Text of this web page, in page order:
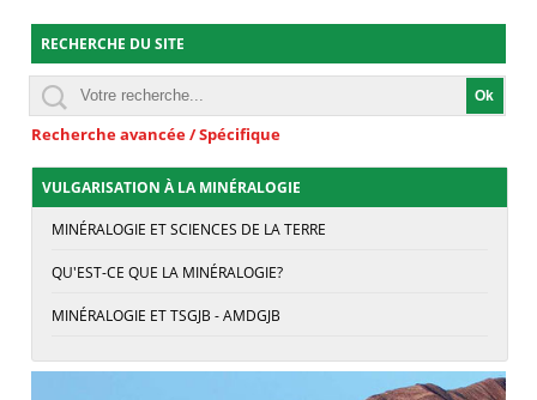
RECHERCHE DU SITE
Recherche avancée / Spécifique
VULGARISATION À LA MINÉRALOGIE
MINÉRALOGIE ET SCIENCES DE LA TERRE
QU'EST-CE QUE LA MINÉRALOGIE?
MINÉRALOGIE ET TSGJB - AMDGJB